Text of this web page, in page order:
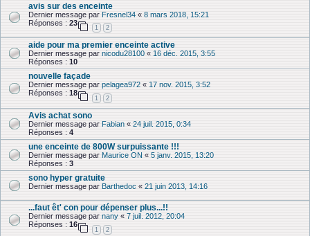
avis sur des enceinte
Dernier message par Fresnel34 « 8 mars 2018, 15:21
Réponses : 23
1 2
aide pour ma premier enceinte active
Dernier message par nicodu28100 « 16 déc. 2015, 3:55
Réponses : 10
nouvelle façade
Dernier message par pelagea972 « 17 nov. 2015, 3:52
Réponses : 18
1 2
Avis achat sono
Dernier message par Fabian « 24 juil. 2015, 0:34
Réponses : 4
une enceinte de 800W surpuissante !!!
Dernier message par Maurice ON « 5 janv. 2015, 13:20
Réponses : 3
sono hyper gratuite
Dernier message par Barthedoc « 21 juin 2013, 14:16
...faut êt' con pour dépenser plus...!!
Dernier message par nany « 7 juil. 2012, 20:04
Réponses : 16
1 2